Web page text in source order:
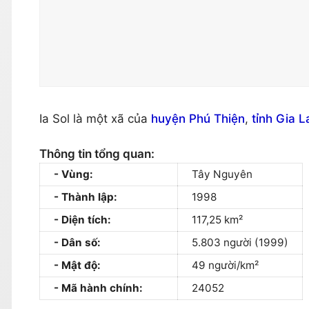
Ia Sol là một xã của huyện Phú Thiện, tỉnh Gia
Thông tin tổng quan:
Vùng:
Tây Nguyên
Thành lập:
1998
Diện tích:
117,25 km²
Dân số:
5.803 người (1999)
Mật độ:
49 người/km²
Mã hành chính:
24052